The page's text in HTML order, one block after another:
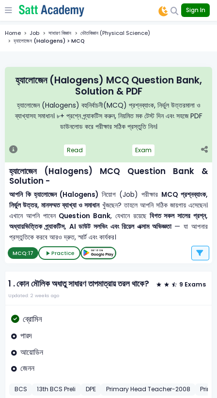
Sign In
Home Job সাধারণ বিজ্ঞান
ভৌতবিজ্ঞান (Physical Science)
হ্যালোজেন (Halogens) > MCQ
হ্যালোজেন (Halogens) MCQ Question Bank,
Solution & PDF
হ্যালোজেন (Halogens) বহুনির্বাচনী(MCQ) প্রশ্নব্যাংক, নির্ভুল উত্তরমালা ও
ব্যাখ্যাসহ সমাধান। ৮+ প্রশ্নে প্র্যাকটিস করুন, নিয়মিত মক টেস্ট দিন এবং সহজে PDF
ডাউনলোড করে পরীক্ষার সঠিক প্রস্তুতি নিন।
Read Exam
হ্যালোজেন (Halogens) MCQ Question Bank &
Solution -
আপনি কি হ্যালোজেন (Halogens) নিয়োগ (Job) পরীক্ষার MCQ প্রশ্নব্যাংক,
নির্ভুল উত্তর, মানসম্মত ব্যাখ্যা ও সমাধানখুঁজছেন? তাহলে আপনি সঠিক জায়গায় এসেছেন।
এখানে আপনি পাবেন Question Bank, যেখানে রয়েছে বিগত সকল সালের প্রশ্ন,
অধ্যায়ভিত্তিক প্র্যাকটিস, AI ডাউট সলভিং এবং রিয়েল এক্সাম অভিজ্ঞতা— যা আপনার
প্রস্তুতিকে করবে আরও দ্রুত, স্মার্ট এবং কার্যকর।
MCQ:17 Practice
1 .কোন মৌলিক অধাতু সাধারণ তাপমাত্রায় তরল থাকে? 9 Exams
Updated: 2 weeks ago
ব্রোমিন
পারদ
আয়োডিন
জেনন
BCS 13th BCS Preli DPE Primary Head Teacher-2008